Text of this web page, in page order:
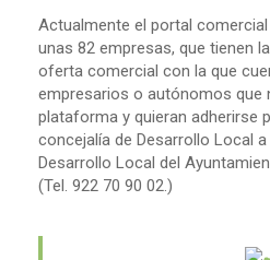
Actualmente el portal
unas 82 empresas, que tienen
oferta comercial con la que
empresarios o autónomos que
plataforma y quieran adherirse
concejalía de Desarrollo Local
Desarrollo Local del
(Tel. 922 70 90 02.)